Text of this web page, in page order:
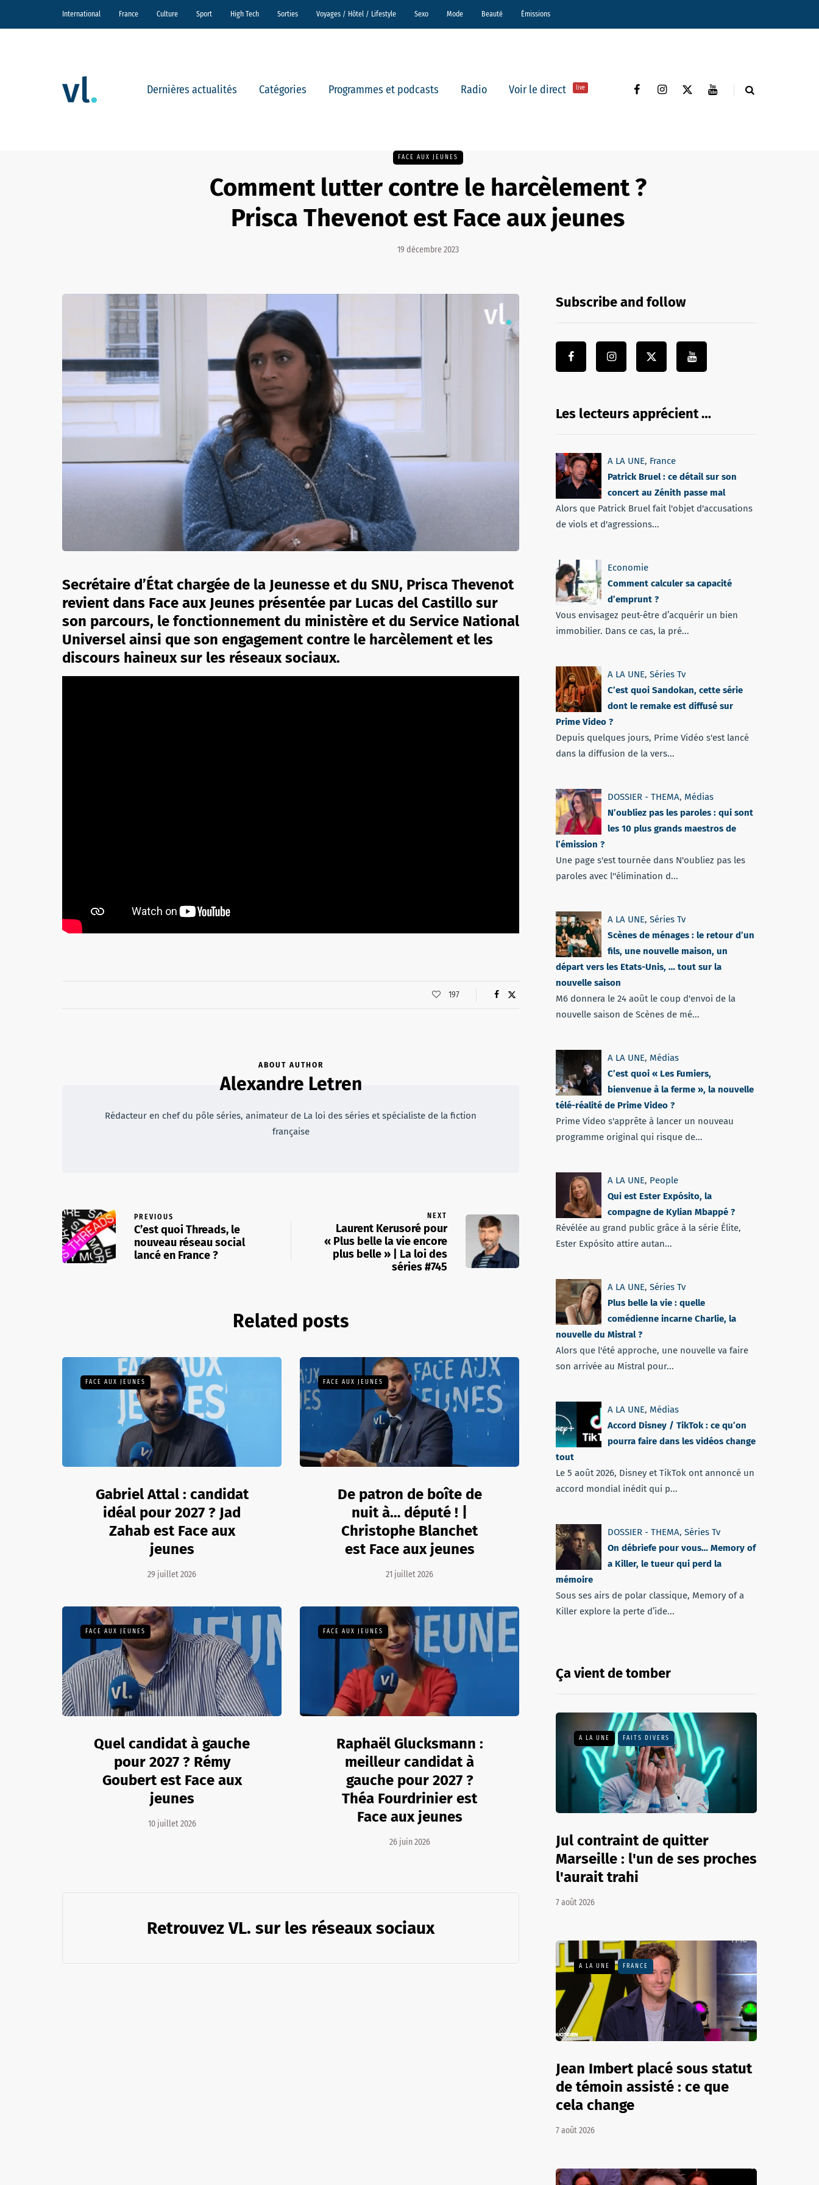
International France Culture Sport High Tech Sorties Voyages / Hôtel / Lifestyle Sexo Mode Beauté Émissions
Dernières actualités Catégories Programmes et podcasts Radio Voir le direct live
FACE AUX JEUNES
Comment lutter contre le harcèlement ?
Prisca Thevenot est Face aux jeunes
19 décembre 2023
Secrétaire d’État chargée de la Jeunesse et du SNU, Prisca Thevenot
revient dans Face aux Jeunes présentée par Lucas del Castillo sur
son parcours, le fonctionnement du ministère et du Service National
Universel ainsi que son engagement contre le harcèlement et les
discours haineux sur les réseaux sociaux.
197
ABOUT AUTHOR
Alexandre Letren
Rédacteur en chef du pôle séries, animateur de La loi des séries et spécialiste de la fiction
française
PREVIOUS
C’est quoi Threads, le
nouveau réseau social
lancé en France ?
NEXT
Laurent Kerusoré pour
« Plus belle la vie encore
plus belle » | La loi des
séries #745
Related posts
FACE AUX JEUNES
Gabriel Attal : candidat
idéal pour 2027 ? Jad
Zahab est Face aux
jeunes
29 juillet 2026
FACE AUX JEUNES
De patron de boîte de
nuit à… député ! |
Christophe Blanchet
est Face aux jeunes
21 juillet 2026
FACE AUX JEUNES
Quel candidat à gauche
pour 2027 ? Rémy
Goubert est Face aux
jeunes
10 juillet 2026
FACE AUX JEUNES
Raphaël Glucksmann :
meilleur candidat à
gauche pour 2027 ?
Théa Fourdrinier est
Face aux jeunes
26 juin 2026
Retrouvez VL. sur les réseaux sociaux
Subscribe and follow
Les lecteurs apprécient …
A LA UNE, France
Patrick Bruel : ce détail sur son
concert au Zénith passe mal
Alors que Patrick Bruel fait l'objet d'accusations
de viols et d'agressions...
Economie
Comment calculer sa capacité
d’emprunt ?
Vous envisagez peut-être d’acquérir un bien
immobilier. Dans ce cas, la pré...
A LA UNE, Séries Tv
C’est quoi Sandokan, cette série
dont le remake est diffusé sur
Prime Video ?
Depuis quelques jours, Prime Vidéo s'est lancé
dans la diffusion de la vers...
DOSSIER - THEMA, Médias
N’oubliez pas les paroles : qui sont
les 10 plus grands maestros de
l’émission ?
Une page s'est tournée dans N'oubliez pas les
paroles avec l''élimination d...
A LA UNE, Séries Tv
Scènes de ménages : le retour d’un
fils, une nouvelle maison, un
départ vers les Etats-Unis, … tout sur la
nouvelle saison
M6 donnera le 24 août le coup d'envoi de la
nouvelle saison de Scènes de mé...
A LA UNE, Médias
C’est quoi « Les Fumiers,
bienvenue à la ferme », la nouvelle
télé-réalité de Prime Video ?
Prime Video s'apprête à lancer un nouveau
programme original qui risque de...
A LA UNE, People
Qui est Ester Expósito, la
compagne de Kylian Mbappé ?
Révélée au grand public grâce à la série Élite,
Ester Expósito attire autan...
A LA UNE, Séries Tv
Plus belle la vie : quelle
comédienne incarne Charlie, la
nouvelle du Mistral ?
Alors que l'été approche, une nouvelle va faire
son arrivée au Mistral pour...
A LA UNE, Médias
Accord Disney / TikTok : ce qu’on
pourra faire dans les vidéos change
tout
Le 5 août 2026, Disney et TikTok ont annoncé un
accord mondial inédit qui p...
DOSSIER - THEMA, Séries Tv
On débriefe pour vous… Memory of
a Killer, le tueur qui perd la
mémoire
Sous ses airs de polar classique, Memory of a
Killer explore la perte d’ide...
Ça vient de tomber
A LA UNE FAITS DIVERS
Jul contraint de quitter
Marseille : l'un de ses proches
l'aurait trahi
7 août 2026
A LA UNE FRANCE
Jean Imbert placé sous statut
de témoin assisté : ce que
cela change
7 août 2026